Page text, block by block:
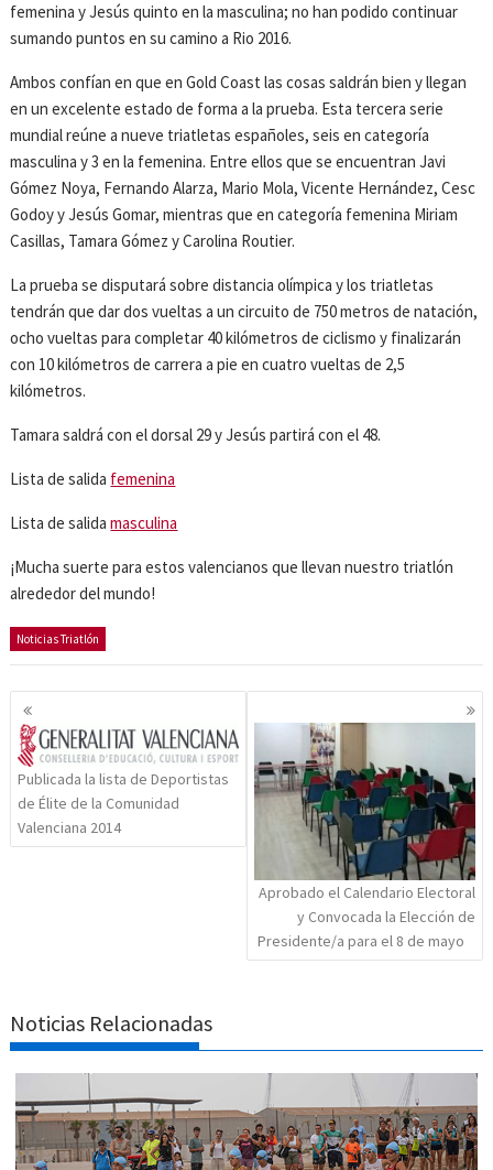
femenina y Jesús quinto en la masculina; no han podido continuar
sumando puntos en su camino a Rio 2016.
Ambos confían en que en Gold Coast las cosas saldrán bien y llegan
en un excelente estado de forma a la prueba. Esta tercera serie
mundial reúne a nueve triatletas españoles, seis en categoría
masculina y 3 en la femenina. Entre ellos que se encuentran Javi
Gómez Noya, Fernando Alarza, Mario Mola, Vicente Hernández, Cesc
Godoy y Jesús Gomar, mientras que en categoría femenina Miriam
Casillas, Tamara Gómez y Carolina Routier.
La prueba se disputará sobre distancia olímpica y los triatletas
tendrán que dar dos vueltas a un circuito de 750 metros de natación,
ocho vueltas para completar 40 kilómetros de ciclismo y finalizarán
con 10 kilómetros de carrera a pie en cuatro vueltas de 2,5
kilómetros.
Tamara saldrá con el dorsal 29 y Jesús partirá con el 48.
Lista de salida femenina
Lista de salidamasculina
¡Mucha suerte para estos valencianos que llevan nuestro triatlón
alrededor del mundo!
Noticias Triatlón
Navegación
de
entradas
Publicada la lista de Deportistas
de Élite de la Comunidad
Valenciana 2014
Aprobado el Calendario Electoral
y Convocada la Elección de
Presidente/a para el 8 de mayo
Noticias Relacionadas